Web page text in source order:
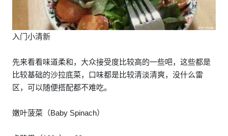
入门小清新
先来看看味道柔和，大众接受度比较高的一些吧，这些都是
比较基础的沙拉底菜，口味都是比较清淡清爽，没什么雷
区，可以随便搭配都不难吃。
嫩叶菠菜（Baby Spinach）